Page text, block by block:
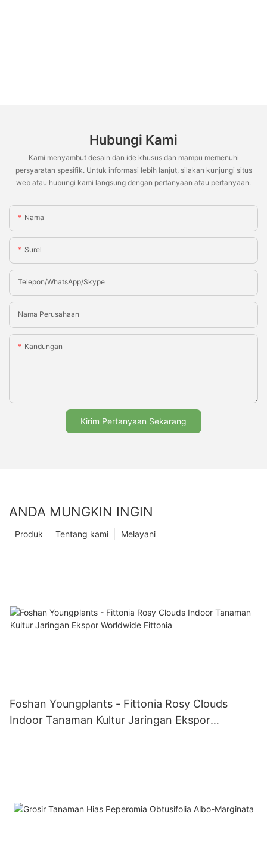
Hubungi Kami
Kami menyambut desain dan ide khusus dan mampu memenuhi
persyaratan spesifik. Untuk informasi lebih lanjut, silakan kunjungi situs
web atau hubungi kami langsung dengan pertanyaan atau pertanyaan.
Nama
Surel
Telepon/WhatsApp/Skype
Nama Perusahaan
Kandungan
Kirim Pertanyaan Sekarang
ANDA MUNGKIN INGIN
Melayani
Tentang kami
Produk
Foshan Youngplants - Fittonia Rosy Clouds
Indoor Tanaman Kultur Jaringan Ekspor
Worldwide Fittonia